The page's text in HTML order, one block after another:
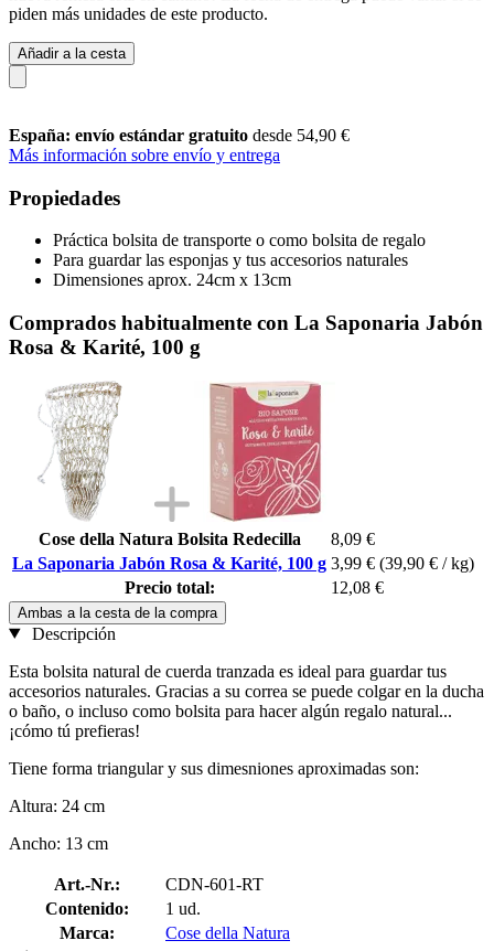
piden más unidades de este producto.
Añadir a la cesta
España: envío estándar gratuito desde 54,90 €
Más información sobre envío y entrega
Propiedades
Práctica bolsita de transporte o como bolsita de regalo
Para guardar las esponjas y tus accesorios naturales
Dimensiones aprox. 24cm x 13cm
Comprados habitualmente con La Saponaria Jabón
Rosa & Karité, 100 g
Cose della Natura Bolsita Redecilla
8,09 €
La Saponaria Jabón Rosa & Karité, 100 g 3,99 € (39,90 € / kg)
Precio total:
12,08 €
Ambas a la cesta de la compra
Descripción
Esta bolsita natural de cuerda tranzada es ideal para guardar tus
accesorios naturales. Gracias a su correa se puede colgar en la ducha
o baño, o incluso como bolsita para hacer algún regalo natural...
¡cómo tú prefieras!
Tiene forma triangular y sus dimesniones aproximadas son:
Altura: 24 cm
Ancho: 13 cm
Art.-Nr.:
CDN-601-RT
Contenido:
1 ud.
Marca:
Cose della Natura